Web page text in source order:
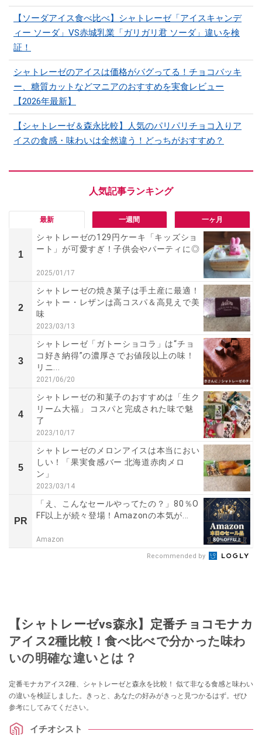
【ソーダアイス食べ比べ】シャトレーゼ「アイスキャンデ
ィー ソーダ」VS赤城乳業「ガリガリ君 ソーダ」違いを検
証！
シャトレーゼのアイスは価格がバグってる！チョコバッキ
ー、糖質カットなどマニアのおすすめを実食レビュー
【2026年最新】
【シャトレーゼ＆森永比較】人気のパリパリチョコ入りア
イスの食感・味わいは全然違う！どっちがおすすめ？
最新 一週間 一ヶ月
1
シャトレーゼの129円ケーキ「キッズショ
ート」が可愛すぎ！子供会やパーティに◎
2025/01/17
2
シャトレーゼの焼き菓子は手土産に最適！
シャトー・レザンは高コスパ＆高見えで美
味
2023/03/13
3
シャトレーゼ「ガトーショコラ」は“チョ
コ好き納得”の濃厚さでお値段以上の味！
リニ...
2021/06/20
4
シャトレーゼの和菓子のおすすめは「生ク
リーム大福」 コスパと完成された味で魅
了
2023/10/17
5
シャトレーゼのメロンアイスは本当におい
しい！「果実食感バー 北海道赤肉メロ
ン」
2023/03/14
PR
「え、こんなセールやってたの？」80％O
FF以上が続々登場！Amazonの本気が...
Amazon
Recommended by
【シャトレーゼvs森永】定番チョコモナカ
アイス2種比較！食べ比べで分かった味わ
いの明確な違いとは？
定番モナカアイス2種、シャトレーゼと森永を比較！ 似て非なる食感と味わい
の違いを検証しました。きっと、あなたの好みがきっと見つかるはず。ぜひ
参考にしてみてください。
イチオシスト